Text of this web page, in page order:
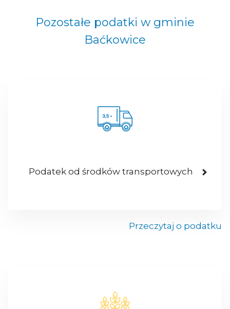
Pozostałe podatki w gminie
Baćkowice
Podatek od środków transportowych
Przeczytaj o podatku